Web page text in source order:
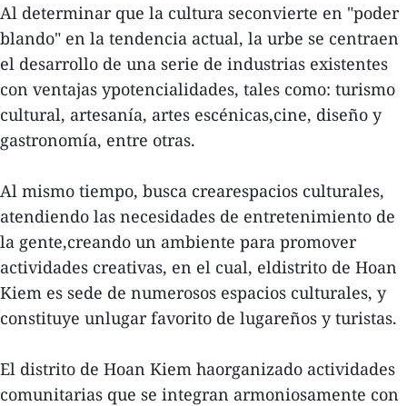
Al determinar que la cultura seconvierte en "poder
blando" en la tendencia actual, la urbe se centraen
el desarrollo de una serie de industrias existentes
con ventajas ypotencialidades, tales como: turismo
cultural, artesanía, artes escénicas,cine, diseño y
gastronomía, entre otras.
Al mismo tiempo, busca crearespacios culturales,
atendiendo las necesidades de entretenimiento de
la gente,creando un ambiente para promover
actividades creativas, en el cual, eldistrito de Hoan
Kiem es sede de numerosos espacios culturales, y
constituye unlugar favorito de lugareños y turistas.
El distrito de Hoan Kiem haorganizado actividades
comunitarias que se integran armoniosamente con